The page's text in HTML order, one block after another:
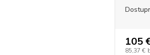
105
85,37 €